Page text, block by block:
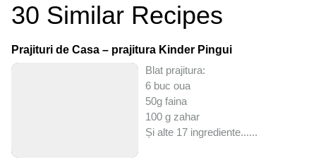
30 Similar Recipes
Prajituri de Casa – prajitura Kinder Pingui
Blat prajitura:
6 buc oua
50g faina
100 g zahar
Și alte 17 ingrediente......